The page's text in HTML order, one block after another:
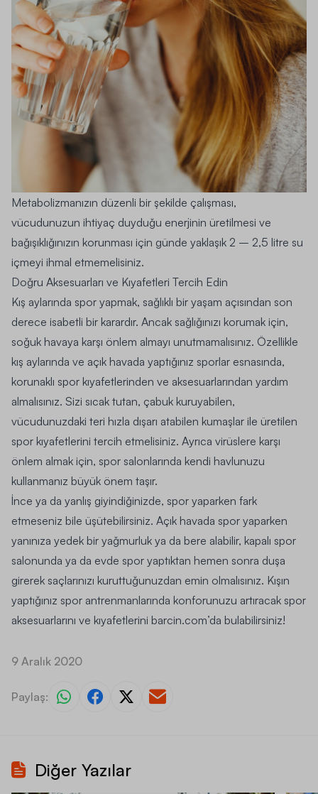
Metabolizmanızın düzenli bir şekilde çalışması,
vücudunuzun ihtiyaç duyduğu enerjinin üretilmesi ve
bağışıklığınızın korunması için günde yaklaşık 2 – 2,5 litre su
içmeyi ihmal etmemelisiniz.
Doğru Aksesuarları ve Kıyafetleri Tercih Edin
Kış aylarında spor yapmak, sağlıklı bir yaşam açısından son
derece isabetli bir karardır. Ancak sağlığınızı korumak için,
soğuk havaya karşı önlem almayı unutmamalısınız. Özellikle
kış aylarında ve açık havada yaptığınız sporlar esnasında,
korunaklı spor kıyafetlerinden ve aksesuarlarından yardım
almalısınız. Sizi sıcak tutan, çabuk kuruyabilen,
vücudunuzdaki teri hızla dışarı atabilen kumaşlar ile üretilen
spor kıyafetlerini tercih etmelisiniz. Ayrıca virüslere karşı
önlem almak için, spor salonlarında kendi havlunuzu
kullanmanız büyük önem taşır.
İnce ya da yanlış giyindiğinizde, spor yaparken fark
etmeseniz bile üşütebilirsiniz. Açık havada spor yaparken
yanınıza yedek bir yağmurluk ya da bere alabilir, kapalı spor
salonunda ya da evde spor yaptıktan hemen sonra duşa
girerek saçlarınızı kuruttuğunuzdan emin olmalısınız. Kışın
yaptığınız spor antrenmanlarında konforunuzu artıracak spor
aksesuarlarını ve kıyafetlerini barcin.com’da bulabilirsiniz!
9 Aralık 2020
Paylaş:
Diğer Yazılar